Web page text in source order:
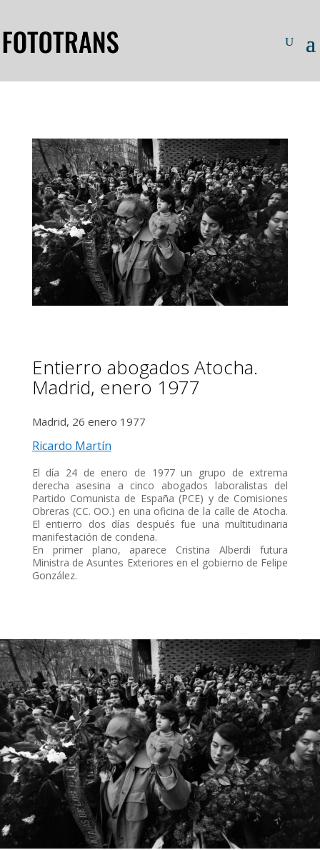
Entierro abogados Atocha.
Madrid, enero 1977
Madrid, 26 enero 1977
Ricardo Martín
El día 24 de enero de 1977 un grupo de extrema
derecha asesina a cinco abogados laboralistas del
Partido Comunista de España (PCE) y de Comisiones
Obreras (CC. OO.) en una oficina de la calle de Atocha.
El entierro dos días después fue una multitudinaria
manifestación de condena.
En primer plano, aparece Cristina Alberdi futura
Ministra de Asuntes Exteriores en el gobierno de Felipe
González.